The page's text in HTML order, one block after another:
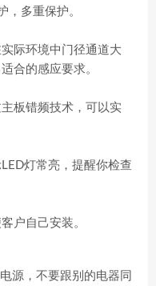
，多重保护。
际环境中门径通道大
合的感应要求。
板错频技术，可以实
灯常亮，提醒你检查
户自己安装。
源，不要跟别的电器同